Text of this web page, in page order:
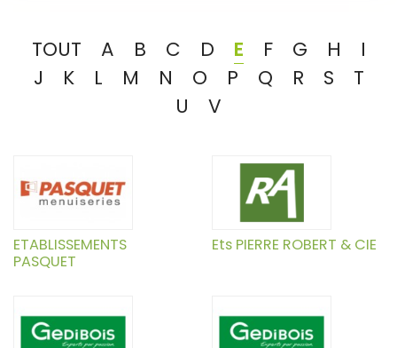
TOUT A B C D E F G H
I
J
K L M N O P Q R S
T
U
V
ETABLISSEMENTS
PASQUET
Ets PIERRE ROBERT & CIE